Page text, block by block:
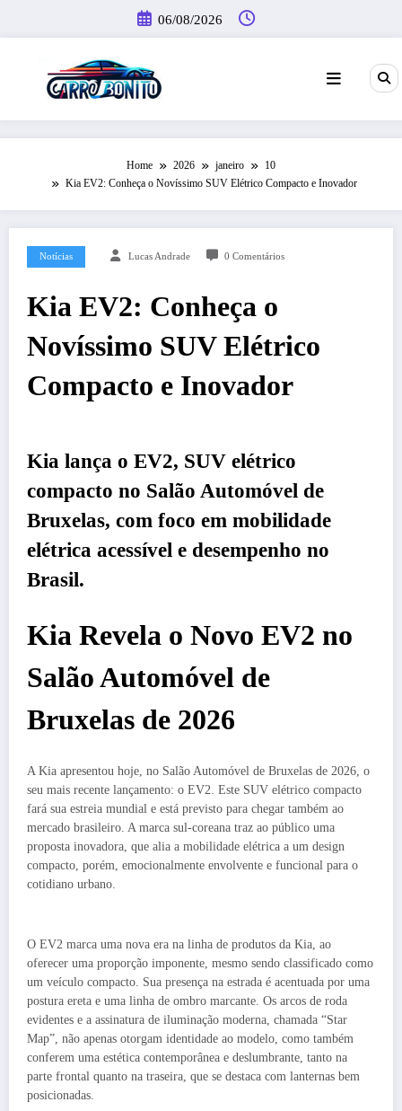
o
06/08/2026
Home 2026 janeiro
10
Kia EV2: Conheça o Novíssimo SUV Elétrico Compacto e Inovador
Notícias Lucas Andrade 0 Comentários
Kia EV2: Conheça o
Novíssimo SUV Elétrico
Compacto e Inovador
Kia lança o EV2, SUV elétrico
compacto no Salão Automóvel de
Bruxelas, com foco em mobilidade
elétrica acessível e desempenho no
Brasil.
Kia Revela o Novo EV2 no
Salão Automóvel de
Bruxelas de 2026
A Kia apresentou hoje, no Salão Automóvel de Bruxelas de 2026, o
seu mais recente lançamento: o EV2. Este SUV elétrico compacto
fará sua estreia mundial e está previsto para chegar também ao
mercado brasileiro. A marca sul-coreana traz ao público uma
proposta inovadora, que alia a mobilidade elétrica a um design
compacto, porém, emocionalmente envolvente e funcional para o
cotidiano urbano.
O EV2 marca uma nova era na linha de produtos da Kia, ao
oferecer uma proporção imponente, mesmo sendo classificado como
um veículo compacto. Sua presença na estrada é acentuada por uma
postura ereta e uma linha de ombro marcante. Os arcos de roda
evidentes e a assinatura de iluminação moderna, chamada “Star
Map”, não apenas otorgam identidade ao modelo, como também
conferem uma estética contemporânea e deslumbrante, tanto na
parte frontal quanto na traseira, que se destaca com lanternas bem
posicionadas.